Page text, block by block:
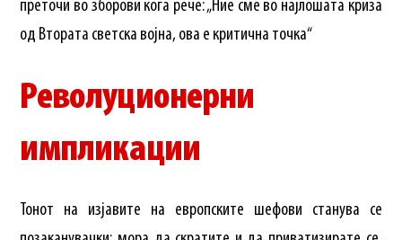
преточи во зборови кога рече: „Ние сме во најлошата криза
од Втората светска војна, ова е критична точка“
Револуционерни
импликации
Тонот на изјавите на европските шефови станува се